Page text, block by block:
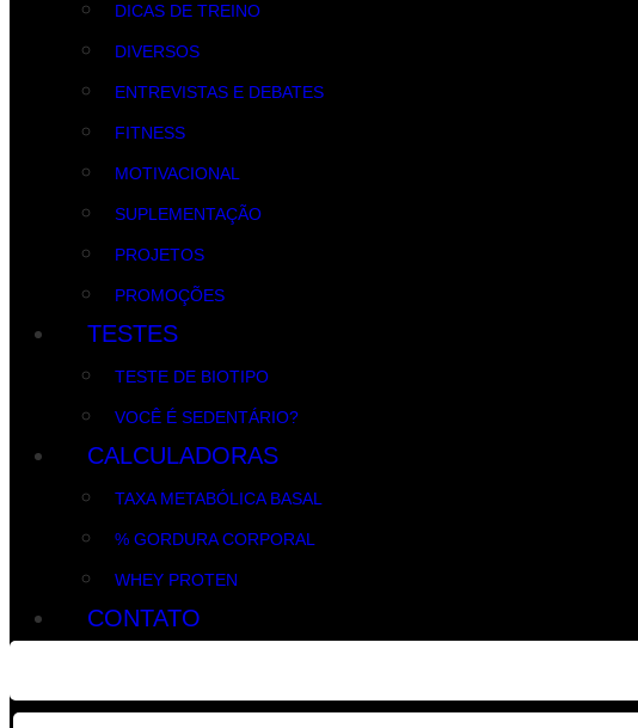
DICAS DE TREINO
DIVERSOS
ENTREVISTAS E DEBATES
FITNESS
MOTIVACIONAL
SUPLEMENTAÇÃO
PROJETOS
PROMOÇÕES
TESTES
TESTE DE BIOTIPO
VOCÊ É SEDENTÁRIO?
CALCULADORAS
TAXA METABÓLICA BASAL
% GORDURA CORPORAL
WHEY PROTEN
CONTATO